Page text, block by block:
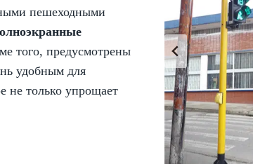
пешеходными
того, предусмотрены
удобным для
не только упрощает